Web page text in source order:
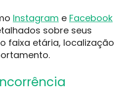
Instagram e Facebook
sobre seus
faixa etária, localização